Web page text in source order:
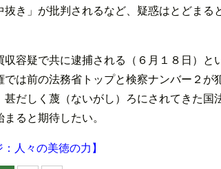
き」が批判されるなど、疑惑はとどまる
容疑で共に逮捕される（６月１８日）と
は前の法務省トップと検察ナンバー２が
だしく蔑（ないがし）ろにされてきた国
ると期待したい。
：人々の美徳の力】